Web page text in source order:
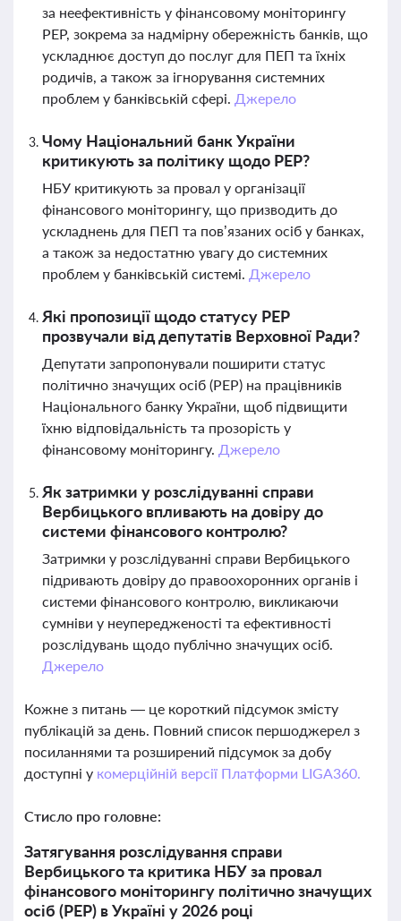
за неефективність у фінансовому моніторингу
PEP, зокрема за надмірну обережність банків, що
ускладнює доступ до послуг для ПЕП та їхніх
родичів, а також за ігнорування системних
проблем у банківській сфері. Джерело
Чому Національний банк України
критикують за політику щодо PEP?
НБУ критикують за провал у організації
фінансового моніторингу, що призводить до
ускладнень для ПЕП та пов’язаних осіб у банках,
а також за недостатню увагу до системних
проблем у банківській системі. Джерело
Які пропозиції щодо статусу PEP
прозвучали від депутатів Верховної Ради?
Депутати запропонували поширити статус
політично значущих осіб (PEP) на працівників
Національного банку України, щоб підвищити
їхню відповідальність та прозорість у
фінансовому моніторингу. Джерело
Як затримки у розслідуванні справи
Вербицького впливають на довіру до
системи фінансового контролю?
Затримки у розслідуванні справи Вербицького
підривають довіру до правоохоронних органів і
системи фінансового контролю, викликаючи
сумніви у неупередженості та ефективності
розслідувань щодо публічно значущих осіб.
Джерело
Кожне з питань — це короткий підсумок змісту
публікацій за день. Повний список першоджерел з
посиланнями та розширений підсумок за добу
доступні у комерційній версії Платформи LIGA360.
Стисло про головне:
Затягування розслідування справи
Вербицького та критика НБУ за провал
фінансового моніторингу політично значущих
осіб (PEP) в Україні у 2026 році